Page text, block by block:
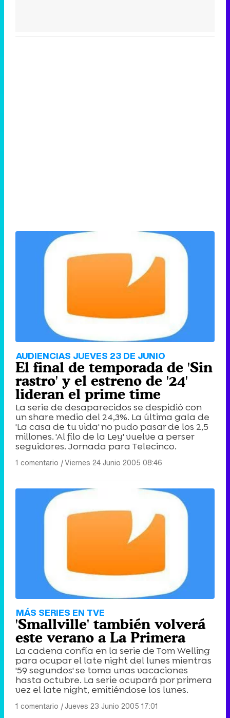
AUDIENCIAS JUEVES 23 DE JUNIO
El final de temporada de 'Sin
rastro' y el estreno de '24'
lideran el prime time
La serie de desaparecidos se despidió con
un share medio del 24,3%. La última gala de
'La casa de tu vida' no pudo pasar de los 2,5
millones. 'Al filo de la Ley' vuelve a perser
seguidores. Jornada para Telecinco.
1 comentario |Viernes 24 Junio 2005 08:46
MÁS SERIES EN TVE
'Smallville' también volverá
este verano a La Primera
La cadena confía en la serie de Tom Welling
para ocupar el late night del lunes mientras
'59 segundos' se toma unas vacaciones
hasta octubre. La serie ocupará por primera
vez el late night, emitiéndose los lunes.
1 comentario |Jueves 23 Junio 2005 17:01